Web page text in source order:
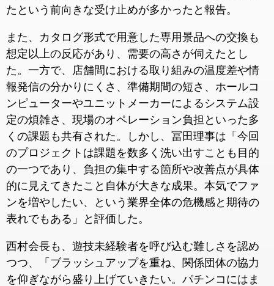
たという前向きな受け止めが多かったと報告。
また、カタログ形式で用意した専用景品への交換も
想定以上の反応があり、需要の高さが伺えたとし
た。一方で、店舗間における取り組みの温度差や情
報発信の分かりにくさ、準備期間の短さ、ホールコ
ンピューターやユニットメーカーによるシステム設
定の煩雑さ、現場のオペレーション負担といった多
くの課題も共有された。しかし、冨田理事は「今回
のプロジェクトは課題を数多く洗い出すことも目的
の一つであり、負担の集中する箇所や改善点が具体
的に見えてきたこと自体が大きな成果。本気でファ
ンを増やしたい、という業界全体の危機感と期待の
表れでもある」と評価した。
西村会長も、遊技未経験者を呼び込む難しさを認め
つつ、「ブラッシュアップを重ね、関係団体の協力
を仰ぎながら盛り上げていきたい。パチンコにはま